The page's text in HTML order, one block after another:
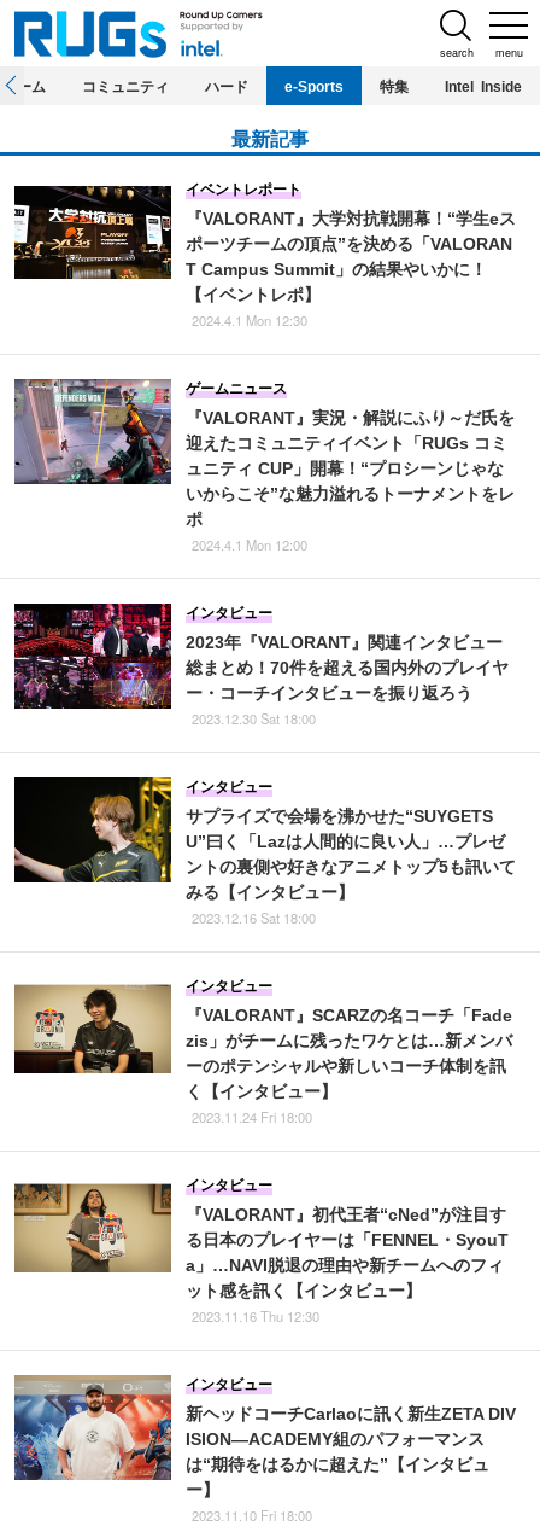
menu
search
ホーム コミュニティ ハード e-Sports 特集 Intel Inside
最新記事
『VALORANT』大学対抗戦開幕！“学生eス
ポーツチームの頂点”を決める「VALORAN
T Campus Summit」の結果やいかに！
【イベントレポ】
イベントレポート
2024.4.1 Mon 12:30
『VALORANT』実況・解説にふり～だ氏を
迎えたコミュニティイベント「RUGs コミ
ュニティ CUP」開幕！“プロシーンじゃな
いからこそ”な魅力溢れるトーナメントをレ
ポ
ゲームニュース
2024.4.1 Mon 12:00
2023年『VALORANT』関連インタビュー
総まとめ！70件を超える国内外のプレイヤ
ー・コーチインタビューを振り返ろう
インタビュー
2023.12.30 Sat 18:00
サプライズで会場を沸かせた“SUYGETS
U”曰く「Lazは人間的に良い人」…プレゼ
ントの裏側や好きなアニメトップ5も訊いて
みる【インタビュー】
インタビュー
2023.12.16 Sat 18:00
『VALORANT』SCARZの名コーチ「Fade
zis」がチームに残ったワケとは…新メンバ
ーのポテンシャルや新しいコーチ体制を訊
く【インタビュー】
インタビュー
2023.11.24 Fri 18:00
『VALORANT』初代王者“cNed”が注目す
る日本のプレイヤーは「FENNEL・SyouT
a」…NAVI脱退の理由や新チームへのフィ
ット感を訊く【インタビュー】
インタビュー
2023.11.16 Thu 12:30
新ヘッドコーチCarlaoに訊く新生ZETA DIV
ISION―ACADEMY組のパフォーマンス
は“期待をはるかに超えた”【インタビュ
ー】
インタビュー
2023.11.10 Fri 18:00